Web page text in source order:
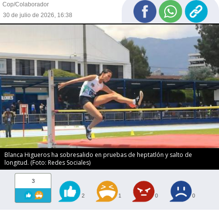
Cop/Colaborador
30 de julio de 2026, 16:38
Blanca Higueros ha sobresalido en pruebas de heptatlón y salto de
longitud. (Foto: Redes Sociales)
3
2 1 0 0